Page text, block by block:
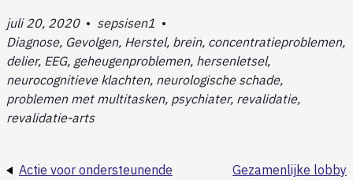
juli 20, 2020 • sepsisen1 •
Diagnose, Gevolgen, Herstel, brein, concentratieproblemen,
delier, EEG, geheugenproblemen, hersenletsel,
neurocognitieve klachten, neurologische schade,
problemen met multitasken, psychiater, revalidatie,
revalidatie-arts
Actie voor ondersteunende
Gezamenlijke lobby